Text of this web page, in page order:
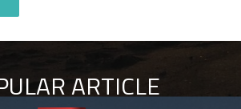
ARTICLE